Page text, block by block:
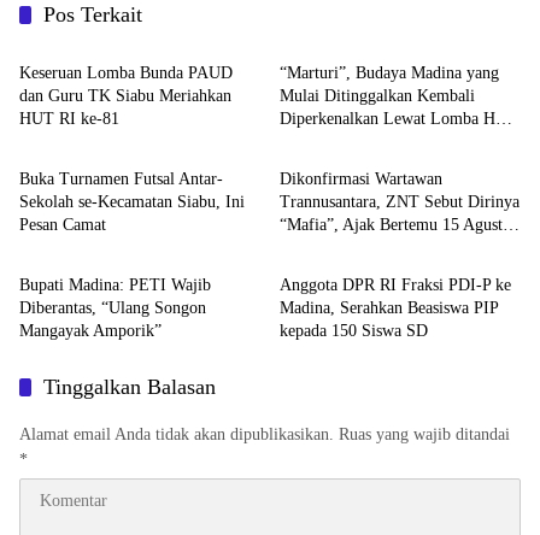
Pos Terkait
HOME
Keseruan Lomba Bunda PAUD
dan Guru TK Siabu Meriahkan
HUT RI ke-81
“Marturi”, Budaya Madina yang
Mulai Ditinggalkan Kembali
Diperkenalkan Lewat Lomba HUT
HOME
Buka Turnamen Futsal Antar-
Sekolah se-Kecamatan Siabu, Ini
Pesan Camat
HOME
Dikonfirmasi Wartawan
Trannusantara, ZNT Sebut Dirinya
“Mafia”, Ajak Bertemu 15 Agustus
HOME
Bupati Madina: PETI Wajib
Diberantas, “Ulang Songon
Mangayak Amporik”
HOME
Anggota DPR RI Fraksi PDI-P ke
Madina, Serahkan Beasiswa PIP
kepada 150 Siswa SD
Tinggalkan Balasan
Alamat email Anda tidak akan dipublikasikan. Ruas yang wajib ditandai
*